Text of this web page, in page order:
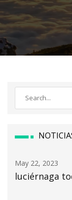
May 24, 2023
Ahorre más